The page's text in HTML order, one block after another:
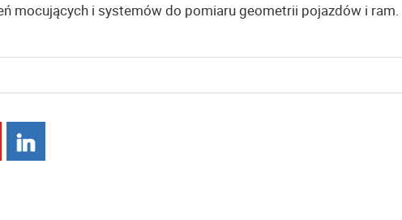
mocujących i systemów do pomiaru geometrii pojazdów i ram.